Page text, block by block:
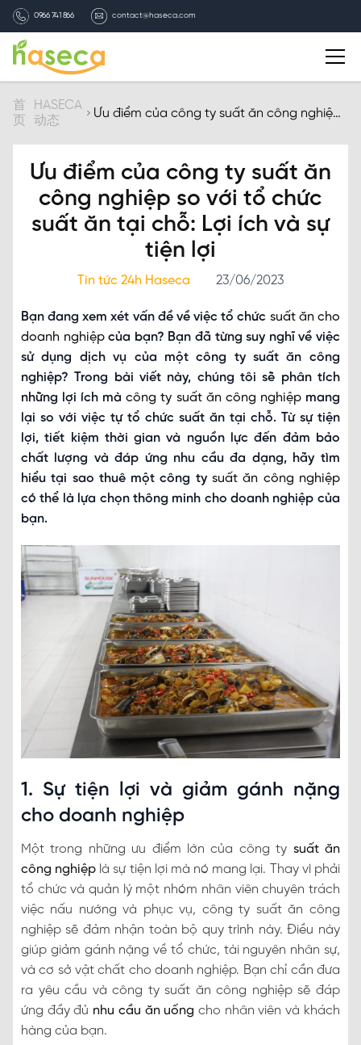
0966 741 866 contact@haseca.com
简介
选择HASECA
HASECA业务
联系我们
首
页
HASECA
动态
Ưu điểm của công ty suất ăn công nghiệp
tiện lợi
Ưu điểm của công ty suất ăn
công nghiệp so với tổ chức
suất ăn tại chỗ: Lợi ích và sự
tiện lợi
Tin tức 24h Haseca 23/06/2023
Bạn đang xem xét vấn đề về việc tổ chức suất ăn cho
doanh nghiệpcủa bạn? Bạn đã từng suy nghĩ về việc
sử dụng dịch vụ của một công ty suất ăn công
nghiệp? Trong bài viết này, chúng tôi sẽ phân tích
những lợi ích màcông ty suất ăn công nghiệpmang
lại so với việc tự tổ chức suất ăn tại chỗ. Từ sự tiện
lợi, tiết kiệm thời gian và nguồn lực đến đảm bảo
chất lượng và đáp ứng nhu cầu đa dạng, hãy tìm
hiểu tại sao thuê một công tysuất ăn công nghiệp
có thể là lựa chọn thông minh cho doanh nghiệp của
bạn.
1. Sự tiện lợi và giảm gánh nặng
cho doanh nghiệp
Một trong những ưu điểm lớn của công ty suất ăn
công nghiệp là sự tiện lợi mà nó mang lại. Thay vì phải
tổ chức và quản lý một nhóm nhân viên chuyên trách
việc nấu nướng và phục vụ, công ty suất ăn công
nghiệp sẽ đảm nhận toàn bộ quy trình này. Điều này
giúp giảm gánh nặng về tổ chức, tài nguyên nhân sự,
và cơ sở vật chất cho doanh nghiệp. Bạn chỉ cần đưa
ra yêu cầu và công ty suất ăn công nghiệp sẽ đáp
ứng đầy đủ nhu cầu ăn uống cho nhân viên và khách
hàng của bạn.